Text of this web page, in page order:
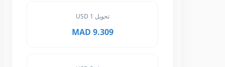
تحويل 1 USD
9.309 MAD